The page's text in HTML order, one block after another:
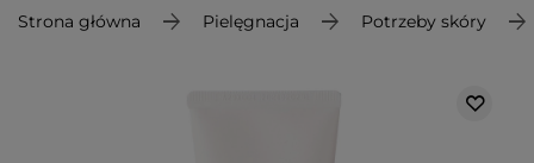
Strona główna Pielęgnacja Potrzeby skóry